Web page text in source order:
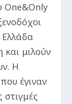
One&Only
Ελλάδα
μιλούν
Η
έγιναν